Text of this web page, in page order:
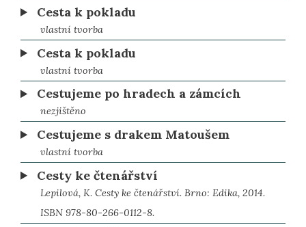
Cesta k pokladu
vlastní tvorba
Cesta k pokladu
vlastní tvorba
Cestujeme po hradech a zámcích
nezjištěno
Cestujeme s drakem Matoušem
vlastní tvorba
Cesty ke čtenářství
Lepilová, K. Cesty ke čtenářství. Brno: Edika, 2014.
ISBN 978-80-266-0112-8.